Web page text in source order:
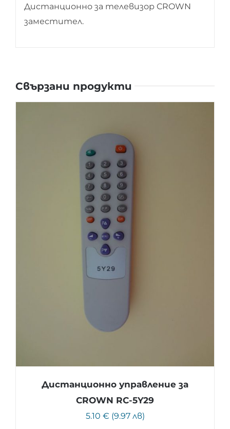
Дистанционно за телевизор CROWN
заместител.
Свързани продукти
Дистанционно управление за
CROWN RC-5Y29
5.10 € (9.97 лв)